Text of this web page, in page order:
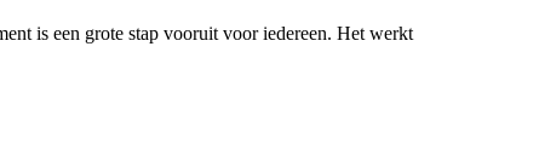
is een grote stap vooruit voor iedereen. Het werkt